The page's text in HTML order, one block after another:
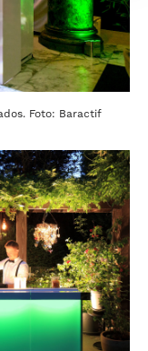
Foto: Baractif